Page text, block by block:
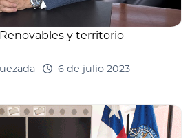
y territorio
6 de julio 2023